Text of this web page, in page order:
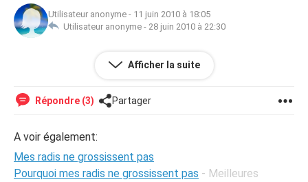
Utilisateur anonyme - 11 juin 2010 à 18:05
Utilisateur anonyme - 28 juin 2010 à 22:30
ils ont de jolies feuilles mais pas de racines ou un fil rouge.
Afficher la suite
Répondre (3) Partager
A voir également:
Mes radis ne grossissent pas
Pourquoi mes radis ne grossissent pas - Meilleures